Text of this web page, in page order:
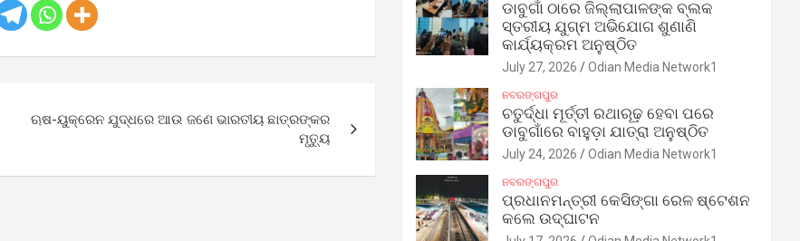
ଋଷ-ୟୁକ୍ରେନ ଯୁଦ୍ଧରେ ଆଉ ଜଣେ ଭାରତୀୟ ଛାତ୍ରଙ୍କର
ମୃତ୍ୟୁ
ଡାବୁଗାଁ ଠାରେ ଜିଲ୍ଲାପାଳଙ୍କ ବ୍ଲକ
ସ୍ତରୀୟ ଯୁଗ୍ମ ଅଭିଯୋଗ ଶୁଣାଣି
କାର୍ଯ୍ୟକ୍ରମ ଅନୁଷ୍ଠିତ
July 27, 2026 Odian Media Network1
ନବରଙ୍ଗପୁର
ଚତୁର୍ଦ୍ଧା ମୂର୍ତ୍ତୀ ରଥାରୂଢ଼ ହେବା ପରେ
ଡାବୁଗାଁରେ ବାହୁଡ଼ା ଯାତ୍ରା ଅନୁଷ୍ଠିତ
July 24, 2026 Odian Media Network1
ନବରଙ୍ଗପୁର
ପ୍ରଧାନମନ୍ତ୍ରୀ କେସିଙ୍ଗା ରେଳ ଷ୍ଟେଶନ
କଲେ ଉଦ୍‌ଘାଟନ